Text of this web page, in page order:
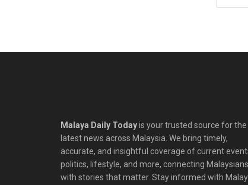
Malaya Daily Todayis your trusted source for the
latest news across Malaysia. We bring timely,
accurate, and insightful coverage of current
politics, lifestyle, and more, connecting Malaysians
with stories that matter. Stay informed with